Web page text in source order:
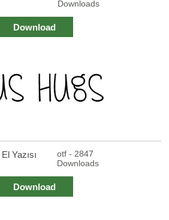
Downloads
Download
El Yazısı
otf - 2847
Downloads
Download